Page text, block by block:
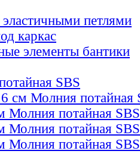
эластичными петлями
каркас
элементы бантики
SBS
см Молния потайная
Молния потайная SBS
Молния потайная SBS
Молния потайная SBS